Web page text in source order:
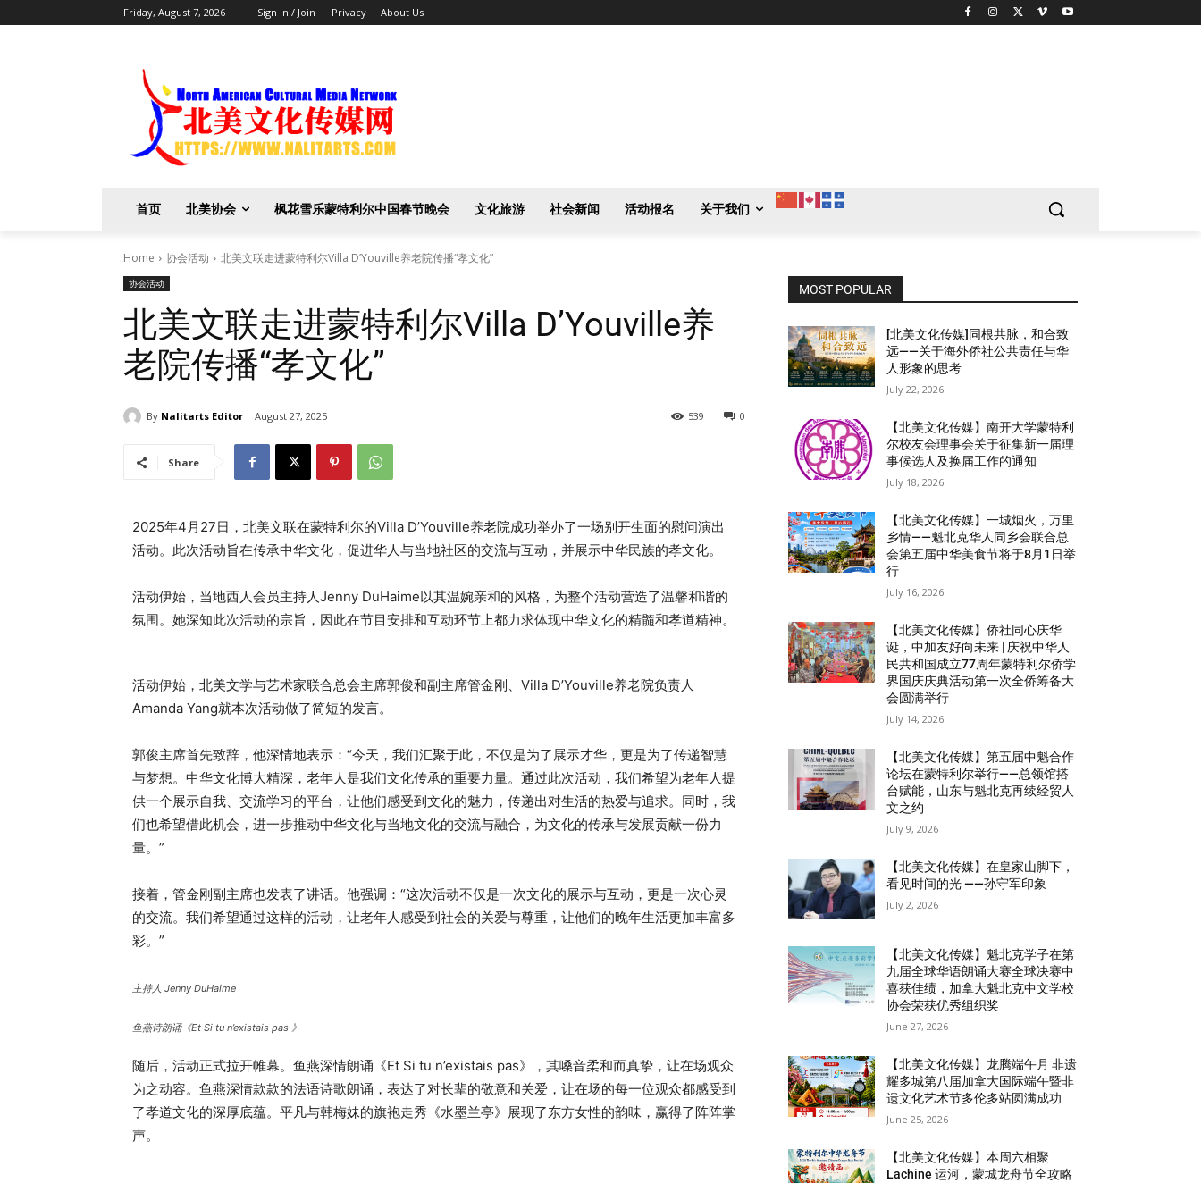
Friday, August 7, 2026 Sign in / Join Privacy About Us
首页 北美协会 枫花雪乐蒙特利尔中国春节晚会 文化旅游 社会新闻 活动报名 关于我们
Home 协会活动 北美文联走进蒙特利尔Villa D’Youville养老院传播“孝文化”
协会活动
北美文联走进蒙特利尔Villa D’Youville养
老院传播“孝文化”
By Nalitarts Editor August 27, 2025 0
539
Share
2025年4月27日，北美文联在蒙特利尔的Villa D’Youville养老院成功举办了一场别开生面的慰问演出
活动。此次活动旨在传承中华文化，促进华人与当地社区的交流与互动，并展示中华民族的孝文化。
活动伊始，当地西人会员主持人Jenny DuHaime以其温婉亲和的风格，为整个活动营造了温馨和谐的
氛围。她深知此次活动的宗旨，因此在节目安排和互动环节上都力求体现中华文化的精髓和孝道精神。
活动伊始，北美文学与艺术家联合总会主席郭俊和副主席管金刚、Villa D’Youville养老院负责人
Amanda Yang就本次活动做了简短的发言。
郭俊主席首先致辞，他深情地表示：“今天，我们汇聚于此，不仅是为了展示才华，更是为了传递智慧
与梦想。中华文化博大精深，老年人是我们文化传承的重要力量。通过此次活动，我们希望为老年人提
供一个展示自我、交流学习的平台，让他们感受到文化的魅力，传递出对生活的热爱与追求。同时，我
们也希望借此机会，进一步推动中华文化与当地文化的交流与融合，为文化的传承与发展贡献一份力
量。”
接着，管金刚副主席也发表了讲话。他强调：“这次活动不仅是一次文化的展示与互动，更是一次心灵
的交流。我们希望通过这样的活动，让老年人感受到社会的关爱与尊重，让他们的晚年生活更加丰富多
彩。”
主持人 Jenny DuHaime
鱼燕诗朗诵《Et Si tu n’existais pas 》
随后，活动正式拉开帷幕。鱼燕深情朗诵《Et Si tu n’existais pas》，其嗓音柔和而真挚，让在场观众
为之动容。鱼燕深情款款的法语诗歌朗诵，表达了对长辈的敬意和关爱，让在场的每一位观众都感受到
了孝道文化的深厚底蕴。平凡与韩梅妹的旗袍走秀《水墨兰亭》展现了东方女性的韵味，赢得了阵阵掌
声。
MOST POPULAR
[北美文化传媒]同根共脉，和合致
远——关于海外侨社公共责任与华
人形象的思考
July 22, 2026
【北美文化传媒】南开大学蒙特利
尔校友会理事会关于征集新一届理
事候选人及换届工作的通知
July 18, 2026
【北美文化传媒】一城烟火，万里
乡情——魁北克华人同乡会联合总
会第五届中华美食节将于8月1日举
行
July 16, 2026
【北美文化传媒】侨社同心庆华
诞，中加友好向未来 | 庆祝中华人
民共和国成立77周年蒙特利尔侨学
界国庆庆典活动第一次全侨筹备大
会圆满举行
July 14, 2026
【北美文化传媒】第五届中魁合作
论坛在蒙特利尔举行——总领馆搭
台赋能，山东与魁北克再续经贸人
文之约
July 9, 2026
【北美文化传媒】在皇家山脚下，
看见时间的光 ——孙守军印象
July 2, 2026
【北美文化传媒】魁北克学子在第
九届全球华语朗诵大赛全球决赛中
喜获佳绩，加拿大魁北克中文学校
协会荣获优秀组织奖
June 27, 2026
【北美文化传媒】龙腾端午月 非遗
耀多城第八届加拿大国际端午暨非
遗文化艺术节多伦多站圆满成功
June 25, 2026
【北美文化传媒】本周六相聚
Lachine 运河，蒙城龙舟节全攻略